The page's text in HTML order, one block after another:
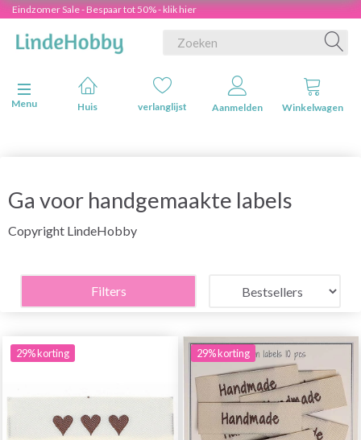
Eindzomer Sale - Bespaar tot 50% - klik hier
Navigatie in-/uitschakelen
Menu
Huis verlanglijst Aanmelden Winkelwagen
Ga voor handgemaakte labels
Copyright LindeHobby
Filters
29% korting 29% korting